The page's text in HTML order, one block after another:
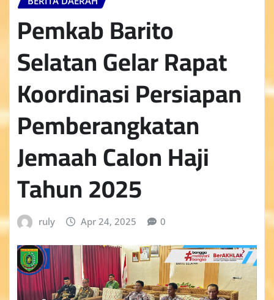
Pemkab Barito
Selatan Gelar Rapat
Koordinasi Persiapan
Pemberangkatan
Jemaah Calon Haji
Tahun 2025
ruly Apr 24, 2025 0